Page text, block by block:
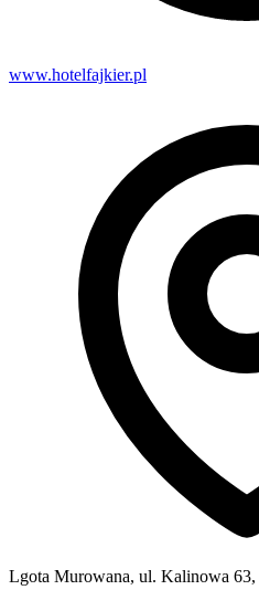
www.hotelfajkier.pl
Lgota Murowana, ul. Kalinowa 63,